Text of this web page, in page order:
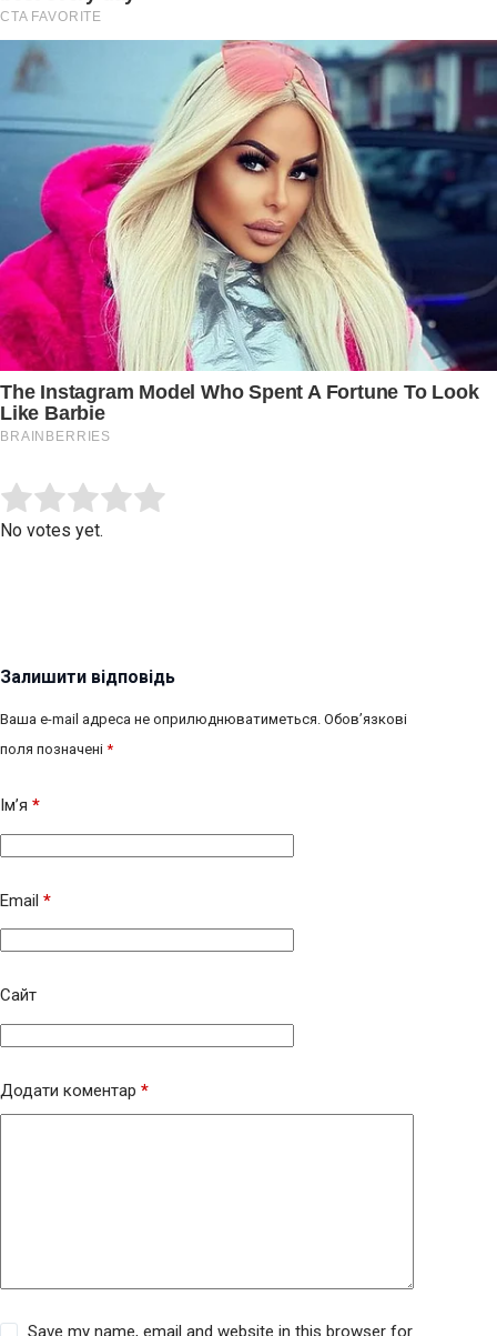
Rate this item:
No votes yet.
Залишити відповідь
Ваша e-mail адреса не оприлюднюватиметься. Обов’язкові
поля позначені *
Ім’я *
Email *
Сайт
Додати коментар *
Save my name, email and website in this browser for